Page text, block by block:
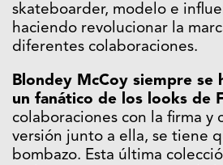
skateboarder, modelo e
haciendo revolucionar la
diferentes colaboraciones.
Blondey McCoy siempre se
un fanático de los looks de
colaboraciones con la firma y
versión junto a ella, se tiene
bombazo. Esta última